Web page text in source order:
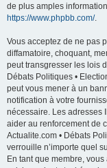
de plus amples
https://www.phpbb.com/.
Vous acceptez de ne pas
diffamatoire, choquant,
peut transgresser les lois
Débats Politiques •
peut vous mener à un
notification à votre
nécessaire. Les adresses
aider au renforcement de
Actualite.com • Débats
verrouille n’importe quel
En tant que membre,